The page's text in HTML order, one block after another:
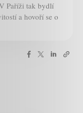
Paříži tak bydlí
a hovoří se o